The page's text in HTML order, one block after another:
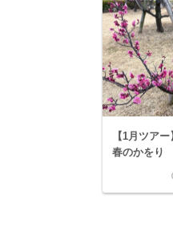
【1月ツア
春のかをり